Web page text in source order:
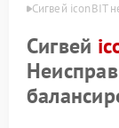
Сигвей iconBIT
Сигвей